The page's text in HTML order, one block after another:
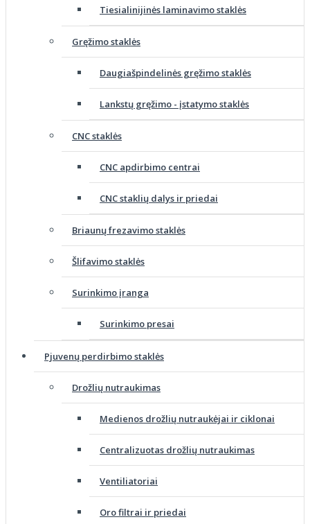
Tiesialinijinės laminavimo staklės
Gręžimo staklės
Daugiašpindelinės gręžimo staklės
Lankstų gręžimo - įstatymo staklės
CNC staklės
CNC apdirbimo centrai
CNC staklių dalys ir priedai
Briaunų frezavimo staklės
Šlifavimo staklės
Surinkimo įranga
Surinkimo presai
Pjuvenų perdirbimo staklės
Drožlių nutraukimas
Medienos drožlių nutraukėjai ir ciklonai
Centralizuotas drožlių nutraukimas
Ventiliatoriai
Oro filtrai ir priedai